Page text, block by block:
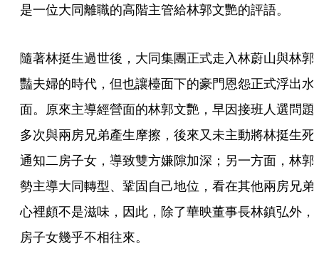
是一位大同離職的高階主管給林郭文艷的評語。
隨著林挺生過世後，大同集團正式走入林蔚山與林郭
豔夫婦的時代，但也讓檯面下的豪門恩怨正式浮出水
面。原來主導經營面的林郭文艷，早因接班人選問題
多次與兩房兄弟產生摩擦，後來又未主動將林挺生死
通知二房子女，導致雙方嫌隙加深；另一方面，林郭
勢主導大同轉型、鞏固自己地位，看在其他兩房兄弟
心裡頗不是滋味，因此，除了華映董事長林鎮弘外，
房子女幾乎不相往來。